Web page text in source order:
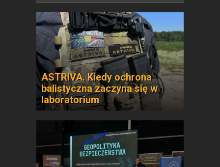
ASTRIVA. Kiedy ochrona
balistyczna zaczyna się w
laboratorium